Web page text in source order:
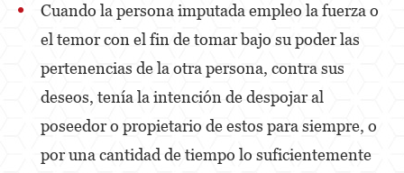
Tribunal de Delincuencia Juvenil
Delitos Contra la Propiedad
Dañar Líneas Telefónicas, Eléctricas o de
Servicios Públicos
Incendio Provocado
Cuando la persona imputada empleo la fuerza o
el temor con el fin de tomar bajo su poder las
pertenencias de la otra persona, contra sus
deseos, tenía la intención de despojar al
poseedor o propietario de estos para siempre, o
por una cantidad de tiempo lo suficientemente